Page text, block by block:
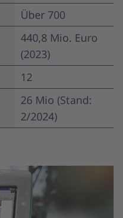
Über 700
440,8 Mio. Euro
(2023)
12
26 Mio (Stand:
2/2024)